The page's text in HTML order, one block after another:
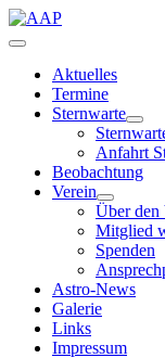
Aktuelles
Termine
Sternwarte
Anfahrt
Beobachtung
Verein
Über den
Mitglied
Spenden
Astro-News
Galerie
Links
Impressum